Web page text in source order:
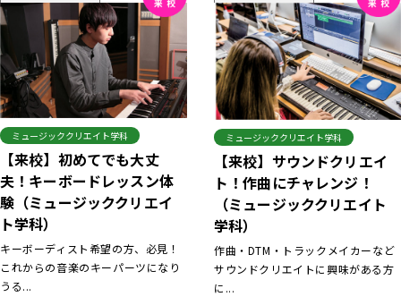
ミュージッククリエイト学科
【来校】初めてでも大丈
夫！キーボードレッスン体
験（ミュージッククリエイ
ト学科）
キーボーディスト希望の方、必見！
これからの音楽のキーパーツになり
うる...
ミュージッククリエイト学科
【来校】サウンドクリエイ
ト！作曲にチャレンジ！
（ミュージッククリエイト
学科）
作曲・DTM・トラックメイカーなど
サウンドクリエイトに興味がある方
に...